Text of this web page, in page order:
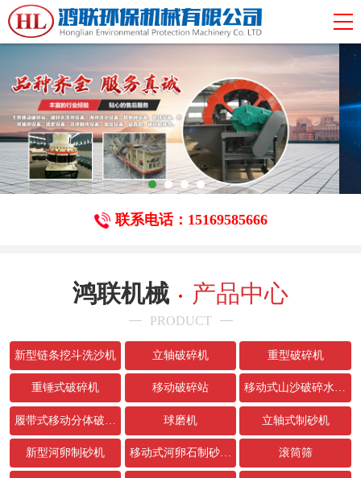
联系电话：15169585666
鸿联机械 产品中心
PRODUCT
新型链条挖斗洗沙机 立轴破碎机 重型破碎机
重锤式破碎机 移动破碎站 移动式山沙破碎水洗设备
球磨机 立轴式制砂机
新型河卵制砂机 移动式河卵石制砂生产线 滚筒筛